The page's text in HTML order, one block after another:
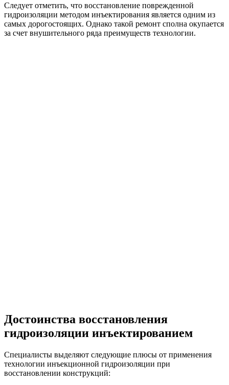
Следует отметить, что восстановление поврежденной
гидроизоляции методом инъектирования является одним из
самых дорогостоящих. Однако такой ремонт сполна окупается
за счет внушительного ряда преимуществ технологии.
Достоинства восстановления
гидроизоляции инъектированием
Специалисты выделяют следующие плюсы от применения
технологии инъекционной гидроизоляции при
восстановлении конструкций: